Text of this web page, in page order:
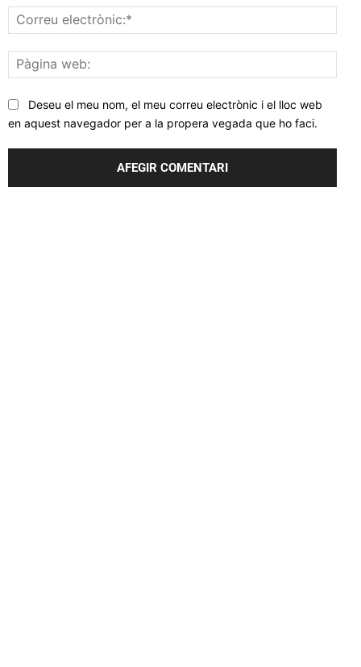
web:
Deseu el meu nom, el meu correu electrònic i el lloc web
en aquest navegador per a la propera vegada que ho faci.